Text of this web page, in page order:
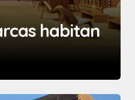
habitan